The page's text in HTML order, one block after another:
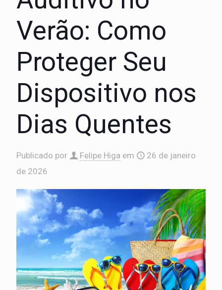
Verão: Como
Proteger Seu
Dispositivo nos
Dias Quentes
Publicado por Felipe Higa em
26 de janeiro
de 2026